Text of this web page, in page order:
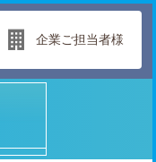
企業ご担当者様